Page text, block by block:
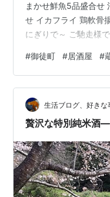
まかせ鮮魚5品盛合せ
せ イカフライ 鶏軟骨
にぎりで～ ご馳走様
#御徒町 #居酒屋 #
生活ブログ、好きな
贅沢な特別純米酒